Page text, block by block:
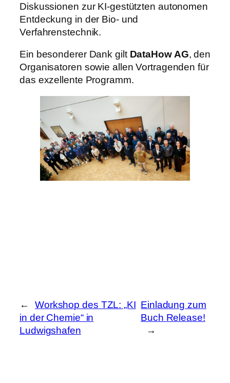
Diskussionen zur KI-gestützten autonomen
Entdeckung in der Bio- und
Verfahrenstechnik.
Ein besonderer Dank gilt DataHow AG, den
Organisatoren sowie allen Vortragenden für
das exzellente Programm.
←
Workshop des TZL: „KI
in der Chemie“ in
Ludwigshafen
Einladung zum
Buch Release!
→